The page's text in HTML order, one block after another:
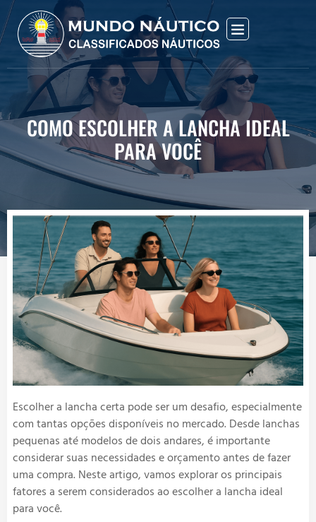
COMO ESCOLHER A LANCHA IDEAL
PARA VOCÊ
Escolher a lancha certa pode ser um desafio, especialmente
com tantas opções disponíveis no mercado. Desde lanchas
pequenas até modelos de dois andares, é importante
considerar suas necessidades e orçamento antes de fazer
uma compra. Neste artigo, vamos explorar os principais
fatores a serem considerados ao escolher a lancha ideal
para você.